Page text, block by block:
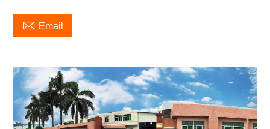
 Email